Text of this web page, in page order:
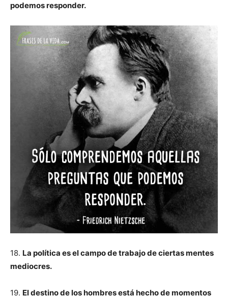
podemos responder.
18. La política es el campo de trabajo de ciertas mentes
mediocres.
19. El destino de los hombres está hecho de momentos